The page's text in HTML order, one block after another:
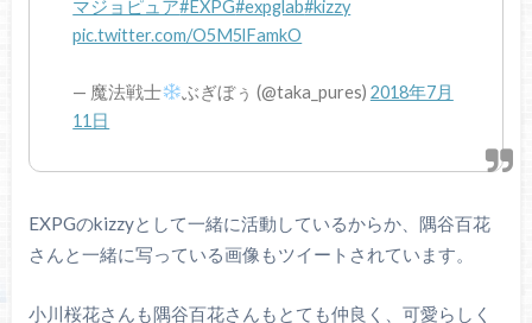
マジョピュア#EXPG#expglab#kizzy
pic.twitter.com/O5M5lFamkO
— 魔法戦士 ぶぎぼぅ (@taka_pures) 2018年7月
11日
EXPGのkizzyとして一緒に活動しているからか、隅谷百花
さんと一緒に写っている画像もツイートされています。
小川桜花さんも隅谷百花さんもとても仲良く、可愛らしく